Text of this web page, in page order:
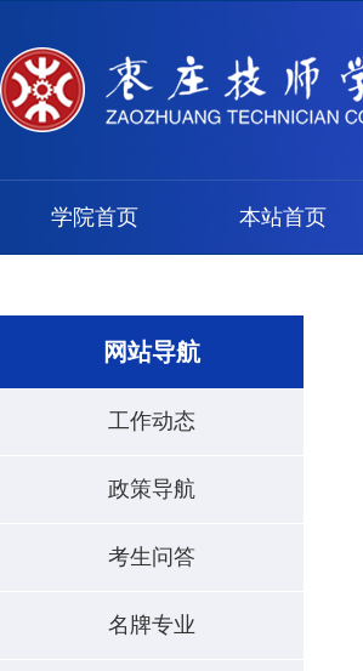
学院首页 本站首页
网站导航
工作动态
政策导航
考生问答
名牌专业